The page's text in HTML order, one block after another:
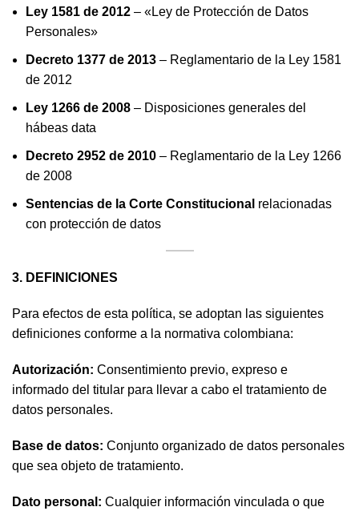
Ley 1581 de 2012 – «Ley de Protección de Datos
Personales»
Decreto 1377 de 2013 – Reglamentario de la Ley 1581
de 2012
Ley 1266 de 2008 – Disposiciones generales del
hábeas data
Decreto 2952 de 2010 – Reglamentario de la Ley 1266
de 2008
Sentencias de la Corte Constitucional relacionadas
con protección de datos
3. DEFINICIONES
Para efectos de esta política, se adoptan las siguientes
definiciones conforme a la normativa colombiana:
Autorización: Consentimiento previo, expreso e
informado del titular para llevar a cabo el tratamiento de
datos personales.
Base de datos: Conjunto organizado de datos personales
que sea objeto de tratamiento.
Dato personal: Cualquier información vinculada o que